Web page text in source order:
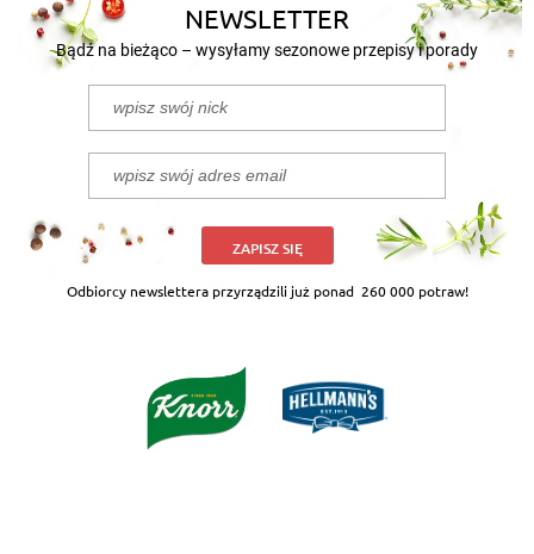
NEWSLETTER
Bądź na bieżąco – wysyłamy sezonowe przepisy i porady
ZAPISZ SIĘ
Odbiorcy newslettera przyrządzili już ponad 260 000 potraw!